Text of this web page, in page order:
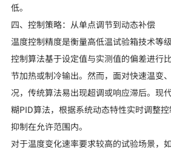
低。
四、控制策略：从单点调节到动态补偿
温度控制精度是衡量高低温试验箱技术等
控制算法基于设定值与实测值的偏差进行
节加热或制冷输出。然而，面对快速温变
况，传统算法易出现超调或响应滞后。现
糊PID算法，根据系统动态特性实时调整
抑制在允许范围内。
对于温度变化速率要求较高的试验场景，